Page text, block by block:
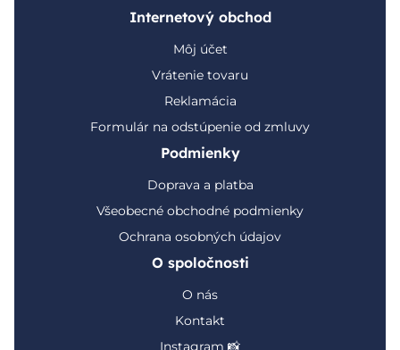
Internetový obchod
Môj účet
Vrátenie tovaru
Reklamácia
Formulár na odstúpenie od zmluvy
Podmienky
Doprava a platba
Všeobecné obchodné podmienky
Ochrana osobných údajov
O spoločnosti
O nás
Kontakt
Instagram 📸